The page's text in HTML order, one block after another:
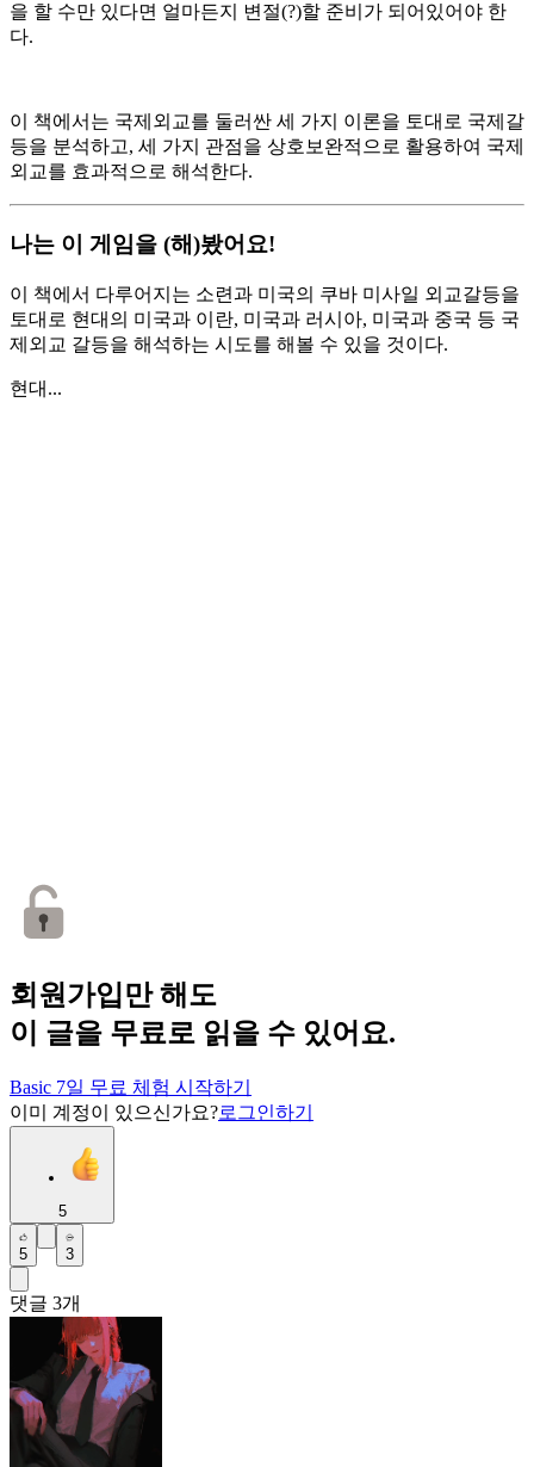
을 할 수만 있다면 얼마든지 변절(?)할 준비가 되어있어야 한
다.
이 책에서는 국제외교를 둘러싼 세 가지 이론을 토대로 국제갈
등을 분석하고, 세 가지 관점을 상호보완적으로 활용하여 국제
외교를 효과적으로 해석한다.
나는 이 게임을 (해)봤어요!
이 책에서 다루어지는 소련과 미국의 쿠바 미사일 외교갈등을
토대로 현대의 미국과 이란, 미국과 러시아, 미국과 중국 등 국
제외교 갈등을 해석하는 시도를 해볼 수 있을 것이다.
현대...
회원가입만 해도
이 글을 무료로 읽을 수 있어요.
Basic 7일 무료 체험 시작하기
이미 계정이 있으신가요?로그인하기
5
5 3
댓글 3개